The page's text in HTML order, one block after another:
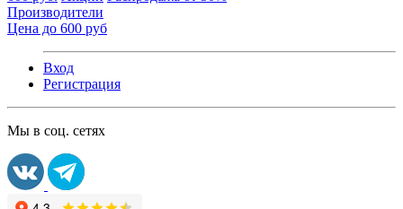
Производители
Цена до 600 руб
Вход
Регистрация
Мы в соц. сетях